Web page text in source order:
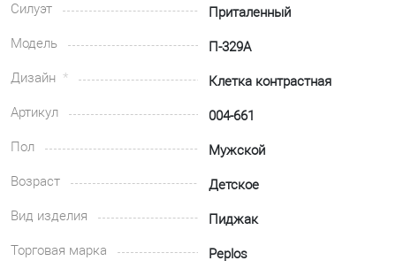
Силуэт
Приталенный
Модель
П-329А
Дизайн
Клетка контрастная
Артикул
004-661
Пол
Мужской
Возраст
Детское
Вид изделия
Пиджак
Торговая марка
Peplos